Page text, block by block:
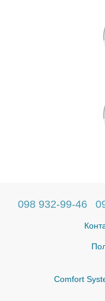
098 932-99-46
Comfort